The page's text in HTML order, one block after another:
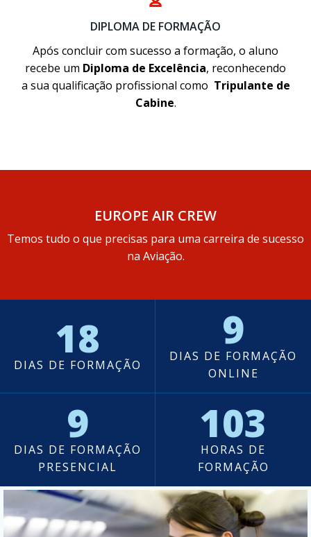
DIPLOMA DE FORMAÇÃO
Após concluir com sucesso a formação, o aluno
recebe um Diploma de Excelência, reconhecendo
a sua qualificação profissional como Tripulante de
Cabine.
EUROPE AIR CREW
Temos tudo o que precisas para uma carreira de sucesso
na Aviação.
18
DIAS DE FORMAÇÃO
9
DIAS DE FORMAÇÃO
ONLINE
9
DIAS DE FORMAÇÃO
PRESENCIAL
103
HORAS DE
FORMAÇÃO